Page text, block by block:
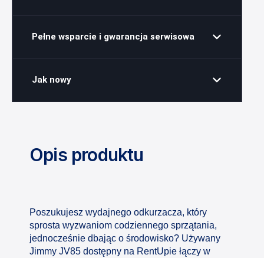
Pełne wsparcie i gwarancja serwisowa
Jak nowy
Opis produktu
Poszukujesz wydajnego odkurzacza, który
sprosta wyzwaniom codziennego sprzątania,
jednocześnie dbając o środowisko? Używany
Jimmy JV85 dostępny na RentUpie łączy w